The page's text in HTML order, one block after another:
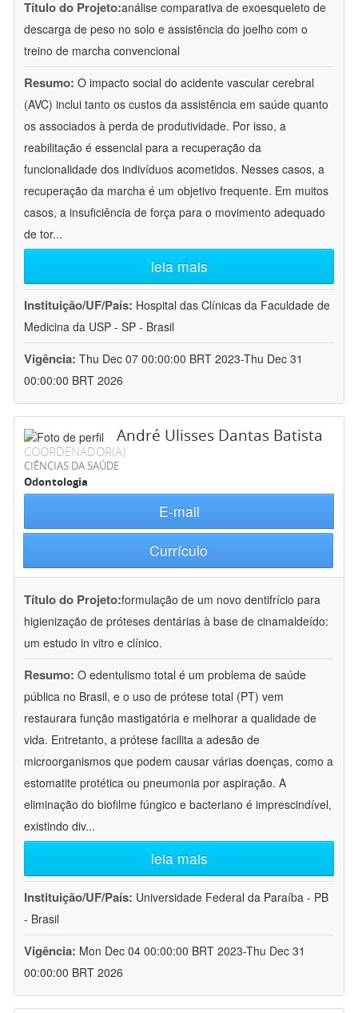
Título do Projeto:análise comparativa de exoesqueleto de
descarga de peso no solo e assistência do joelho com o
treino de marcha convencional
Resumo: O impacto social do acidente vascular cerebral
(AVC) inclui tanto os custos da assistência em saúde quanto
os associados à perda de produtividade. Por isso, a
reabilitação é essencial para a recuperação da
funcionalidade dos indivíduos acometidos. Nesses casos, a
recuperação da marcha é um objetivo frequente. Em muitos
casos, a insuficiência de força para o movimento adequado
de tor...
leia mais
Instituição/UF/País: Hospital das Clínicas da Faculdade de
Medicina da USP - SP - Brasil
Vigência: Thu Dec 07 00:00:00 BRT 2023-Thu Dec 31
00:00:00 BRT 2026
André Ulisses Dantas Batista
COORDENADOR(A)
CIÊNCIAS DA SAÚDE
Odontologia
E-mail
Currículo
Título do Projeto:formulação de um novo dentifrício para
higienização de próteses dentárias à base de cinamaldeído:
um estudo in vitro e clínico.
Resumo: O edentulismo total é um problema de saúde
pública no Brasil, e o uso de prótese total (PT) vem
restaurara função mastigatória e melhorar a qualidade de
vida. Entretanto, a prótese facilita a adesão de
microorganismos que podem causar várias doenças, como a
estomatite protética ou pneumonia por aspiração. A
eliminação do biofilme fúngico e bacteriano é imprescindível,
existindo div...
leia mais
Instituição/UF/País: Universidade Federal da Paraíba - PB
- Brasil
Vigência: Mon Dec 04 00:00:00 BRT 2023-Thu Dec 31
00:00:00 BRT 2026